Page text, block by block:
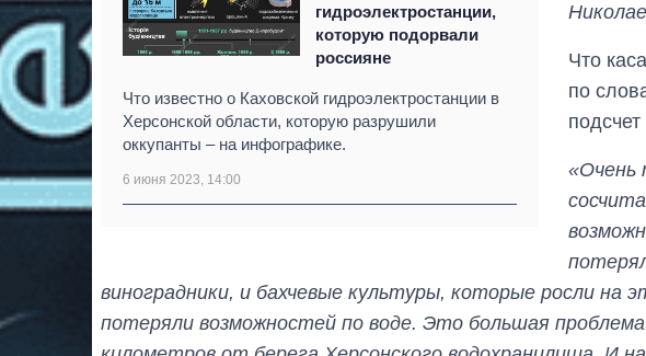
гидроэлектростанции,
которую подорвали
россияне
Что известно о Каховской гидроэлектростанции в
Херсонской области, которую разрушили
оккупанты – на инфографике.
6 июня 2023, 14:00
Что
по
«Очень
виноградники, и бахчевые культуры, которые росли на
потеряли возможностей по воде. Это большая